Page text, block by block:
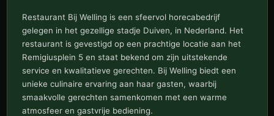
Restaurant Bij Welling is een sfeervol horecabedrijf
gelegen in het gezellige stadje Duiven, in Nederland. Het
restaurant is gevestigd op een prachtige locatie aan het
Remigiusplein 5 en staat bekend om zijn uitstekende
service en kwalitatieve gerechten. Bij Welling biedt een
unieke culinaire ervaring aan haar gasten, waarbij
smaakvolle gerechten samenkomen met een warme
atmosfeer en gastvrije bediening.